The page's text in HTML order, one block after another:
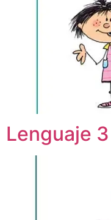
Lenguaje 3